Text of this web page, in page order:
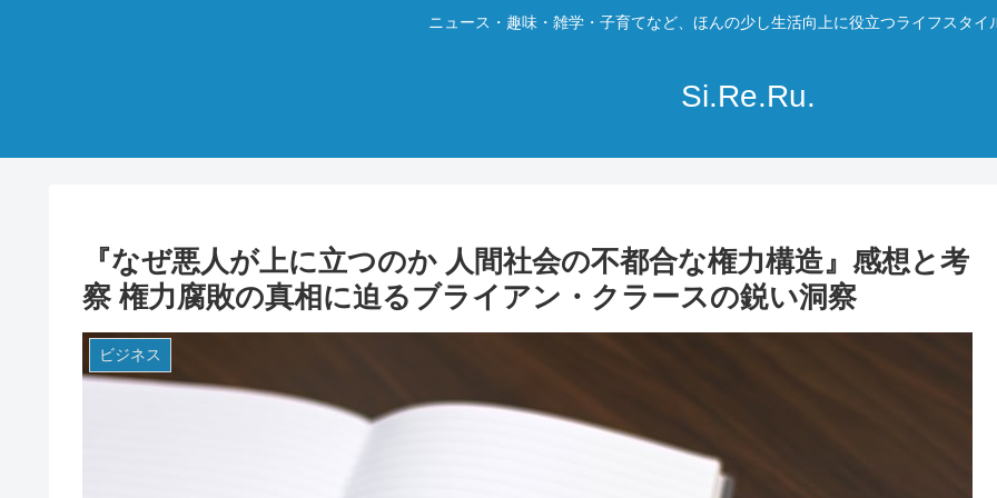
ニュース・趣味・雑学・子育てなど、ほんの少し生活向上に役立つライフスタイ
Si.Re.Ru.
『なぜ悪人が上に立つのか 人間社会の不都合な権力構造』感想と考
察 権力腐敗の真相に迫るブライアン・クラースの鋭い洞察
ビジネス